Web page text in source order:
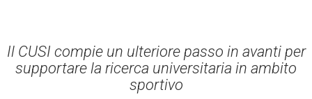
Il CUSI compie un ulteriore passo in avanti per
supportare la ricerca universitaria in ambito
sportivo